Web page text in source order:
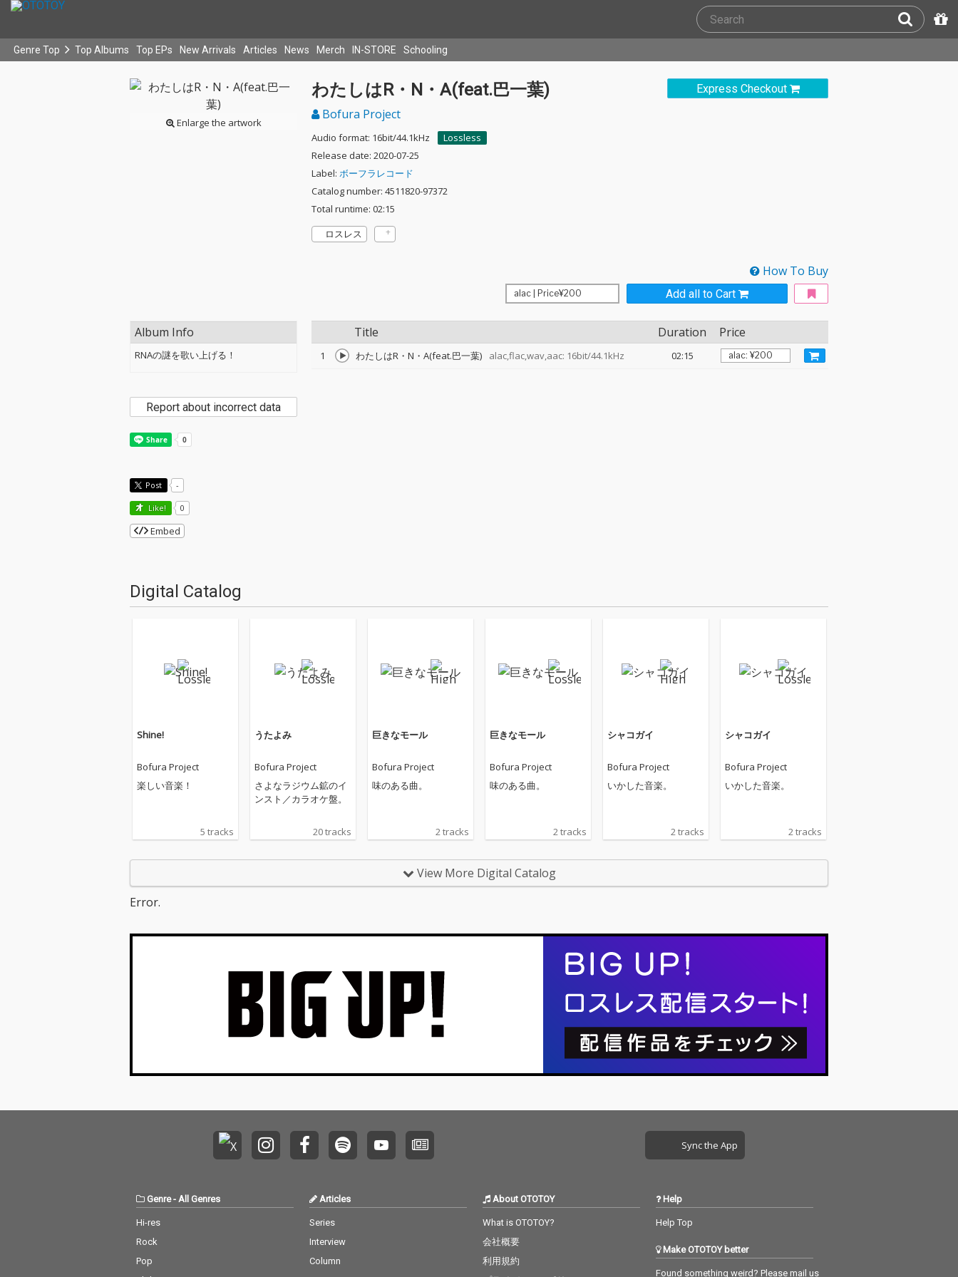
Genre Top Top Albums Top EPs New Arrivals Articles News Merch IN-STORE Schooling
Enlarge the artwork
Express Checkout
わたしはR・N・A(feat.巴一葉)
Bofura Project
Audio format: 16bit/44.1kHz
Lossless
Release date: 2020-07-25
Label: ボーフラレコード
Catalog number: 4511820-97372
Total runtime: 02:15
ロスレス
How To Buy
Add all to Cart
Title Duration Price
1 わたしはR・N・A(feat.巴一葉) alac,flac,wav,aac: 16bit/44.1kHz 02:15
Album Info
RNAの謎を歌い上げる！
Report about incorrect data
Post -
Like! 0
Embed
Digital Catalog
Shine!
Bofura Project
楽しい音楽！
5 tracks
うたよみ
Bofura Project
さよなラジウム鉱のイ
ンスト／カラオケ盤。
20 tracks
巨きなモール
Bofura Project
味のある曲。
2 tracks
巨きなモール
Bofura Project
味のある曲。
2 tracks
シャコガイ
Bofura Project
いかした音楽。
2 tracks
シャコガイ
Bofura Project
いかした音楽。
2 tracks
View More Digital Catalog
Error.
Sync the App
Genre- All Genres
Hi-res
Rock
Pop
Articles
Series
Interview
Column
About OTOTOY
What is OTOTOY?
会社概要
利用規約
Help
Help Top
Make OTOTOY better
Found something weird? Please mail us